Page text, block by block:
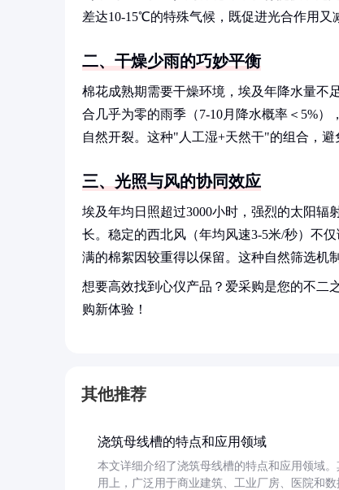
差达10-15℃的特殊气候，既促进光合作用又
二、干燥少雨的巧妙平衡
棉花成熟期需要干燥环境，埃及年降水量不
合几乎为零的雨季（7-10月降水概率＜5%
自然开裂。这种"人工湿+天然干"的组合，
三、光照与风的协同效应
埃及年均日照超过3000小时，强烈的太阳辐
长。稳定的西北风（年均风速3-5米/秒）不
满的棉絮因较重得以保留。这种自然筛选机
想要高效找到心仪产品？爱采购是您的不二
购新体验！
其他推荐
浇筑母线槽的特点和应用领域
本文详细介绍了浇筑母线槽的特点和应用领域
用上，广泛用于商业建筑、工业厂房、医院和